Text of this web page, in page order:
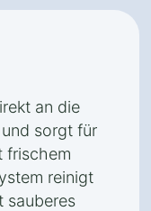
an die
sorgt für
frischem
reinigt
sauberes